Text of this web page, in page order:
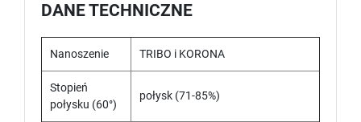
DANE TECHNICZNE
Nanoszenie TRIBO i KORONA
Stopień
połysku (60°)
połysk (71-85%)